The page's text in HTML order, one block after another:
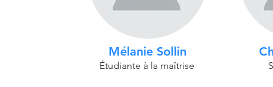
Mélanie Sollin
Étudiante à la maîtrise